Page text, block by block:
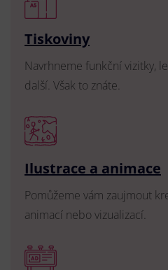
Tiskoviny
Navrhneme funkční vizitky,
další. Však to znáte.
Ilustrace a animace
Pomůžeme vám zaujmout
animací nebo vizualizací.